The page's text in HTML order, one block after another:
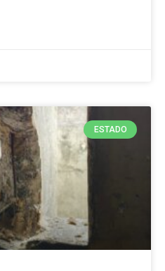
ESTADO